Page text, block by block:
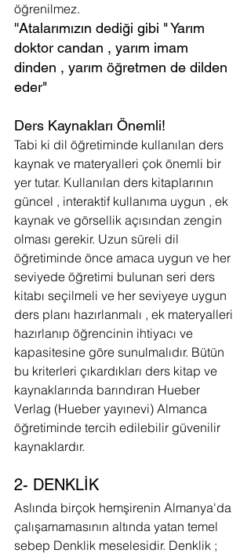
öğrenilmez.
''Atalarımızın dediği gibi " Yarım
doktor candan , yarım imam
dinden , yarım öğretmen de dilden
eder"
Ders Kaynakları Önemli!
Tabi ki dil öğretiminde kullanılan ders
kaynak ve materyalleri çok önemli bir
yer tutar. Kullanılan ders kitaplarının
güncel , interaktif kullanıma uygun , ek
kaynak ve görsellik açısından zengin
olması gerekir. Uzun süreli dil
öğretiminde önce amaca uygun ve her
seviyede öğretimi bulunan seri ders
kitabı seçilmeli ve her seviyeye uygun
ders planı hazırlanmalı , ek materyalleri
hazırlanıp öğrencinin ihtiyacı ve
kapasitesine göre sunulmalıdır. Bütün
bu kriterleri çıkardıkları ders kitap ve
kaynaklarında barındıran Hueber
Verlag (Hueber yayınevi) Almanca
öğretiminde tercih edilebilir güvenilir
kaynaklardır.
2- DENKLİK
Aslında birçok hemşirenin Almanya'da
çalışamamasının altında yatan temel
sebep Denklik meselesidir. Denklik ;